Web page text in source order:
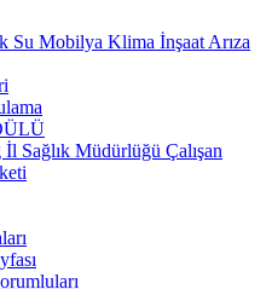
Su Mobilya Klima İnşaat Arıza
Sağlık Müdürlüğü Çalışan